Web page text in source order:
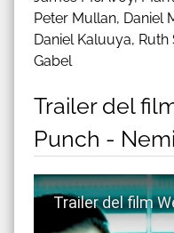
Peter Mullan, Daniel
Daniel Kaluuya,
Gabel
Trailer del
Punch -
Guarda trailer del